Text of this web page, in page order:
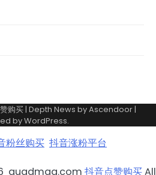
购买 | Depth News byAscendoor |
byWordPress.
粉丝购买 抖音涨粉平台
quadmag.com 抖音点赞购买All